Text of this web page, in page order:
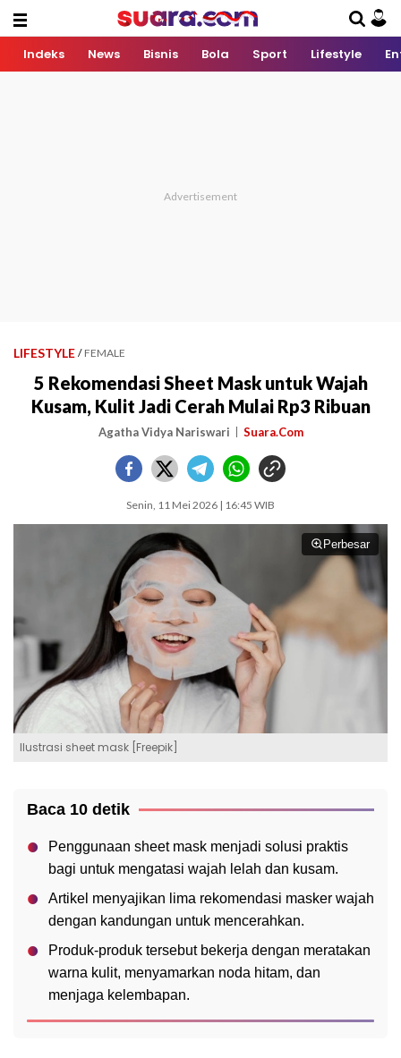
Indeks News Bisnis Bola Sport Lifestyle
LIFESTYLE / FEMALE
5 Rekomendasi Sheet Mask untuk Wajah
Kusam, Kulit Jadi Cerah Mulai Rp3 Ribuan
Agatha Vidya Nariswari Suara.Com
Senin, 11 Mei 2026 | 16:45 WIB
Perbesar
Ilustrasi sheet mask [Freepik]
Baca 10 detik
Penggunaan sheet mask menjadi solusi praktis
bagi untuk mengatasi wajah lelah dan kusam.
Artikel menyajikan lima rekomendasi masker wajah
dengan kandungan untuk mencerahkan.
Produk-produk tersebut bekerja dengan meratakan
warna kulit, menyamarkan noda hitam, dan
menjaga kelembapan.